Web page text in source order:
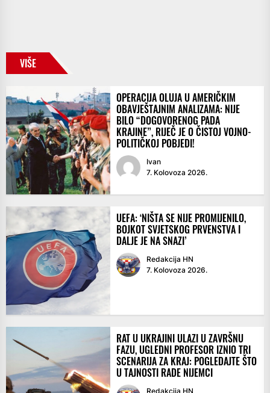
VIŠE
OPERACIJA OLUJA U AMERIČKIM
OBAVJEŠTAJNIM ANALIZAMA: NIJE
BILO “DOGOVORENOG PADA
KRAJINE”, RIJEČ JE O ČISTOJ VOJNO-
POLITIČKOJ POBJEDI!
Ivan
7. Kolovoza 2026.
UEFA: ‘NIŠTA SE NIJE PROMIJENILO,
BOJKOT SVJETSKOG PRVENSTVA I
DALJE JE NA SNAZI’
Redakcija HN
7. Kolovoza 2026.
RAT U UKRAJINI ULAZI U ZAVRŠNU
FAZU, UGLEDNI PROFESOR IZNIO TRI
SCENARIJA ZA KRAJ: POGLEDAJTE ŠTO
U TAJNOSTI RADE NIJEMCI
Redakcija HN